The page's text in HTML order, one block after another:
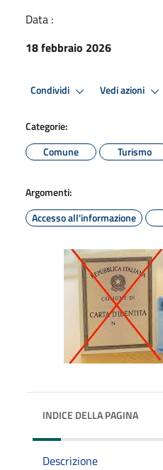
Data :
18 febbraio 2026
Condividi Vedi azioni
Categorie:
Comune
Turismo
Argomenti:
Accesso all'informazione
INDICE DELLA PAGINA
Descrizione